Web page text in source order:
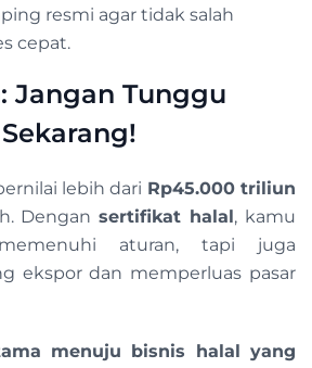
resmi agar tidak salah
cepat.
Jangan Tunggu
lebih dari Rp45.000 triliun
Dengansertifikat halal, kamu
aturan, tapi juga
ekspor dan memperluas pasar
menuju bisnis halal yang